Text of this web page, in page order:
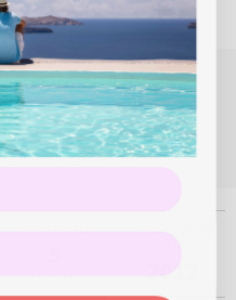
REZERVACIJI ALI
- 17.00)
2012